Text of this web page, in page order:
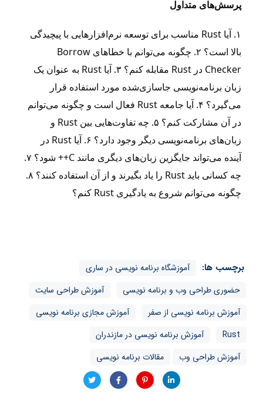
پرسش‌های متداول
۱. آیا Rust مناسب برای توسعه نرم‌افزارهایی با پیچیدگی
بالا است؟ ۲. چگونه می‌توانم با خطاهای Borrow
Checker در Rust مقابله کنم؟ ۳. آیا Rust به عنوان یک
زبان برنامه‌نویسی جاسازی‌شده مورد استفاده قرار
می‌گیرد؟ ۴. آیا جامعه Rust فعال است و چگونه می‌توانم
در آن مشارکت کنم؟ ۵. چه تفاوت‌هایی بین Rust و
زبان‌های برنامه‌نویسی دیگر وجود دارد؟ ۶. آیا Rust در
آینده می‌تواند جایگزین زبان‌های دیگری مانند C++ شود؟ ۷.
چه کسانی باید Rust را یاد بگیرند و از آن استفاده کنند؟ ۸.
چگونه می‌توانم شروع به یادگیری Rust کنم؟
برچسب ها:
آموزشگاه برنامه نویسی در ساری
حضوری طراحی وب و برنامه نویسی
آموزش طراحی سایت
آموزش برنامه نویسی از صفر
آموزش مجازی برنامه نویسی
Rust
آموزش برنامه نویسی در مازندران
آموزش طراحی وب
مقالات برنامه نویسی